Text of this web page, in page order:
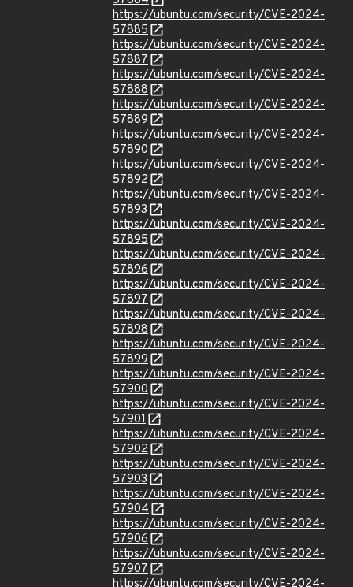
https://ubuntu.com/security/CVE-2024-
57885
https://ubuntu.com/security/CVE-2024-
57887
https://ubuntu.com/security/CVE-2024-
57888
https://ubuntu.com/security/CVE-2024-
57889
https://ubuntu.com/security/CVE-2024-
57890
https://ubuntu.com/security/CVE-2024-
57892
https://ubuntu.com/security/CVE-2024-
57893
https://ubuntu.com/security/CVE-2024-
57895
https://ubuntu.com/security/CVE-2024-
57896
https://ubuntu.com/security/CVE-2024-
57897
https://ubuntu.com/security/CVE-2024-
57898
https://ubuntu.com/security/CVE-2024-
57899
https://ubuntu.com/security/CVE-2024-
57900
https://ubuntu.com/security/CVE-2024-
57901
https://ubuntu.com/security/CVE-2024-
57902
https://ubuntu.com/security/CVE-2024-
57903
https://ubuntu.com/security/CVE-2024-
57904
https://ubuntu.com/security/CVE-2024-
57906
https://ubuntu.com/security/CVE-2024-
57907